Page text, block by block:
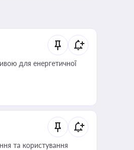
для енергетичної
та користування